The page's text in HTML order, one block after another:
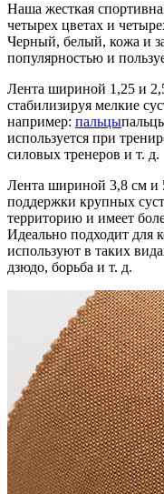
Наша жесткая
четырех цветах и
Черный, белый, кожа и
популярностью и
Лента шириной 1,25 и
стабилизируя мелкие
например: пальцы
используется при
силовых тренеров и т. д.
Лента шириной 3,8 см и
поддержки крупных
территорию и имеет
Идеально подходит для
используют в таких
дзюдо, борьба и т. д.